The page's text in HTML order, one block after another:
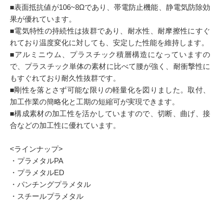
■表面抵抗値が106~8Ωであり、帯電防止機能、静電気防除効
果が優れています。
■電気特性の持続性は抜群であり、耐水性、耐摩擦性にすぐ
れており温度変化に対しても、安定した性能を維持します。
■アルミニウム、プラスチック積層構造になっていますの
で、プラスチック単体の素材に比べて腰が強く、耐衝撃性に
もすぐれており耐久性抜群です。
■剛性を落とさず可能な限りの軽量化を図りました。取付、
加工作業の簡略化と工期の短縮可が実現できます。
■構成素材の加工性を活かしていますので、切断、曲げ、接
合などの加工性に優れています。
<ラインナップ>
・プラメタルPA
・プラメタルED
・パンチングプラメタル
・スチールプラメタル